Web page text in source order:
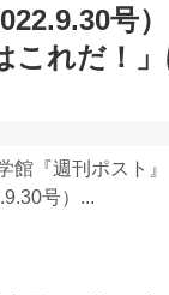
号
れだ！」
館『週刊ポスト
号）...